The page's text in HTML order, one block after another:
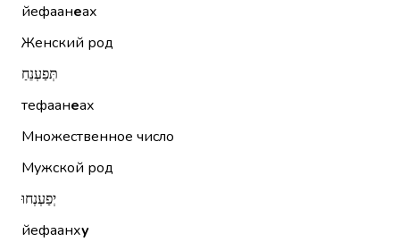
йефаанеах
Женский род
תְּפַעְנֵחַ
тефаанеах
Множественное число
Мужской род
יְפַעְנְחוּ
йефаанху